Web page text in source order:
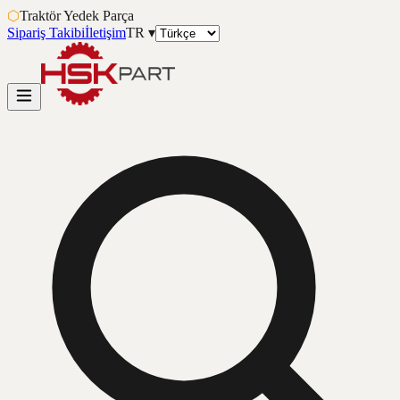
⬡Traktör Yedek Parça
Sipariş TakibiİletişimTR ▾